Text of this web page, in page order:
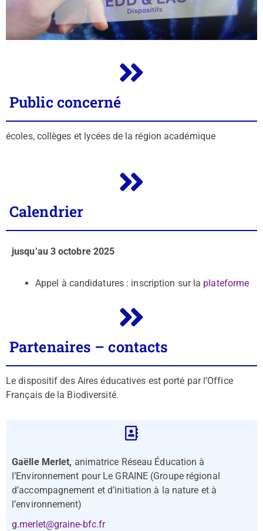
Public concerné
écoles, collèges et lycées de la région académique
Calendrier
jusqu’au 3 octobre 2025
Appel à candidatures : inscription sur la plateforme
Partenaires – contacts
Le dispositif des Aires éducatives est porté par l’Office
Français de la Biodiversité.
Gaëlle Merlet, animatrice Réseau Éducation à
l’Environnement pour Le GRAINE (Groupe régional
d’accompagnement et d’initiation à la nature et à
l’environnement)
g.merlet@graine-bfc.fr